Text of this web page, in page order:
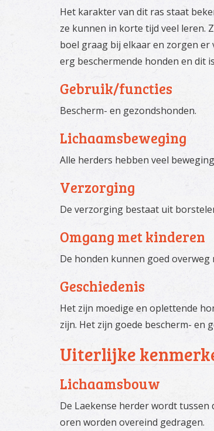
Het karakter van dit ras staat
ze kunnen in korte tijd veel leren.
boel graag bij elkaar en zorgen
erg beschermende honden en dit
Gebruik/functies
Bescherm- en gezondshonden.
Lichaamsbeweging
Alle herders hebben veel
Verzorging
De verzorging bestaat uit
Omgang met kinderen
De honden kunnen goed
Geschiedenis
Het zijn moedige en oplettende
zijn. Het zijn goede bescherm- en
Uiterlijke
Lichaamsbouw
De Laekense herder wordt tussen
oren worden overeind gedragen.